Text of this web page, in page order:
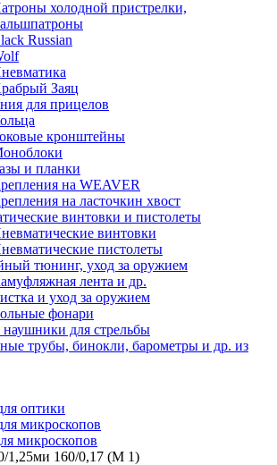
холодной пристрелки,
Russian
Заяц
для прицелов
кронштейны
и планки
на WEAVER
на ласточкин хвост
винтовки и пистолеты
винтовки
пистолеты
тюнинг, уход за оружием
лента и др.
и уход за оружием
фонари
для стрельбы
трубы, бинокли, барометры и др. из
оптики
микроскопов
микроскопов
1,25ми 160/0,17 (М 1)